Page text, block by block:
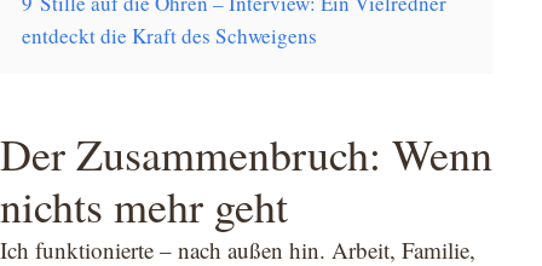
entdeckt die Kraft des Schweigens
Der Zusammenbruch: Wenn
nichts mehr geht
Ich funktionierte – nach außen hin. Arbeit, Familie,